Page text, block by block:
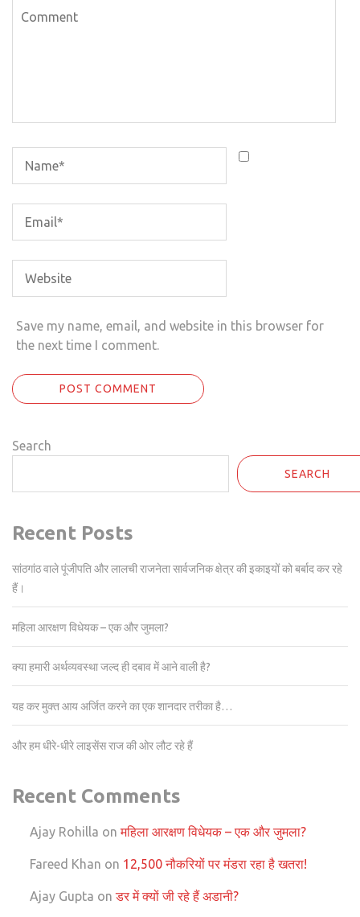
Save my name, email, and website in this browser for
the next time I comment.
Search
SEARCH
Recent Posts
सांठगांठ वाले पूंजीपति और लालची राजनेता सार्वजनिक क्षेत्र की इकाइयों को बर्बाद कर रहे
हैं।
महिला आरक्षण विधेयक – एक और जुमला?
क्या हमारी अर्थव्यवस्था जल्द ही दबाव में आने वाली है?
यह कर मुक्त आय अर्जित करने का एक शानदार तरीका है…
और हम धीरे-धीरे लाइसेंस राज की ओर लौट रहे हैं
Recent Comments
Ajay Rohilla onमहिला आरक्षण विधेयक – एक और जुमला?
Fareed Khan on 12,500 नौकरियों पर मंडरा रहा है खतरा!
Ajay Gupta onडर में क्यों जी रहे हैं अडानी?